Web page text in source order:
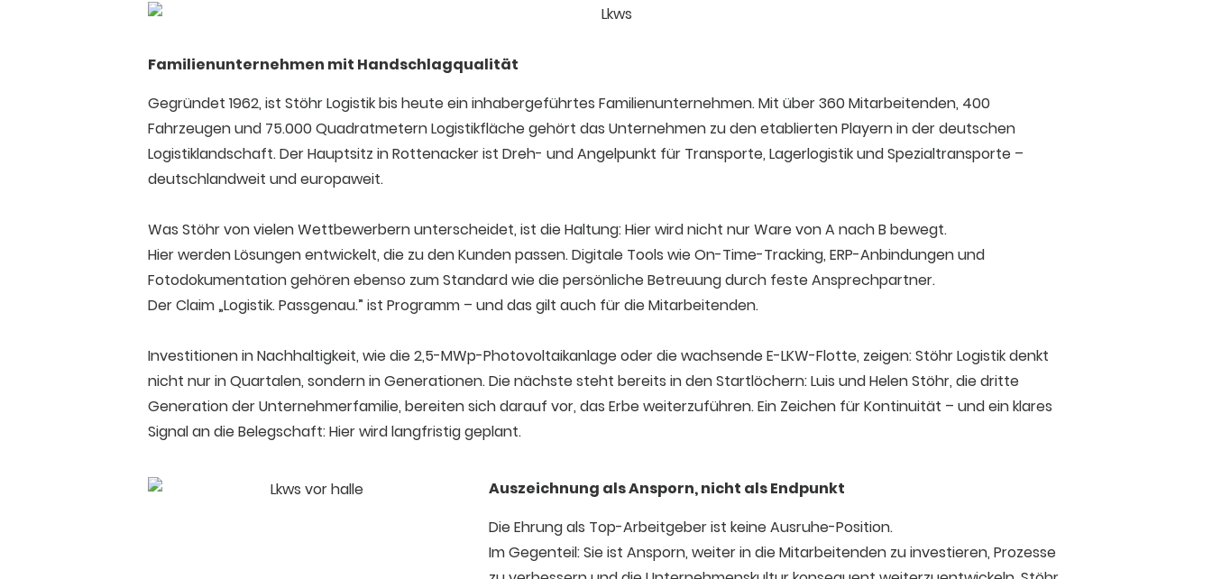
Familienunternehmen mit Handschlagqualität
Gegründet 1962, ist Stöhr Logistik bis heute ein inhabergeführtes Familienunternehmen. Mit über 360 Mitarbeitenden, 400
Fahrzeugen und 75.000 Quadratmetern Logistikfläche gehört das Unternehmen zu den etablierten Playern in der deutschen
Logistiklandschaft. Der Hauptsitz in Rottenacker ist Dreh- und Angelpunkt für Transporte, Lagerlogistik und Spezialtransporte –
deutschlandweit und europaweit.
Was Stöhr von vielen Wettbewerbern unterscheidet, ist die Haltung: Hier wird nicht nur Ware von A nach B bewegt.
Hier werden Lösungen entwickelt, die zu den Kunden passen. Digitale Tools wie On-Time-Tracking, ERP-Anbindungen und
Fotodokumentation gehören ebenso zum Standard wie die persönliche Betreuung durch feste Ansprechpartner.
Der Claim „Logistik. Passgenau.” ist Programm – und das gilt auch für die Mitarbeitenden.
Investitionen in Nachhaltigkeit, wie die 2,5-MWp-Photovoltaikanlage oder die wachsende E-LKW-Flotte, zeigen: Stöhr Logistik denkt
nicht nur in Quartalen, sondern in Generationen. Die nächste steht bereits in den Startlöchern: Luis und Helen Stöhr, die dritte
Generation der Unternehmerfamilie, bereiten sich darauf vor, das Erbe weiterzuführen. Ein Zeichen für Kontinuität – und ein klares
Signal an die Belegschaft: Hier wird langfristig geplant.
Auszeichnung als Ansporn, nicht als Endpunkt
Die Ehrung als Top-Arbeitgeber ist keine Ausruhe-Position.
Im Gegenteil: Sie ist Ansporn, weiter in die Mitarbeitenden zu investieren, Prozesse